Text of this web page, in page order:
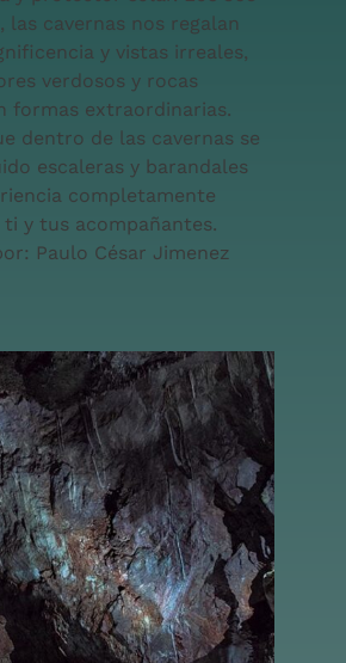
las cavernas nos regalan
y vistas irreales,
verdosos y rocas
formas extraordinarias.
dentro de las cavernas se
escaleras y barandales
completamente
ti y tus acompañantes.